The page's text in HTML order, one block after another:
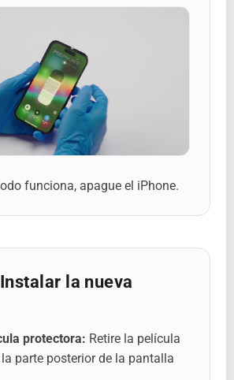
funciona, apague el iPhone.
la nueva
protectora: Retire la película
parte posterior de la pantalla